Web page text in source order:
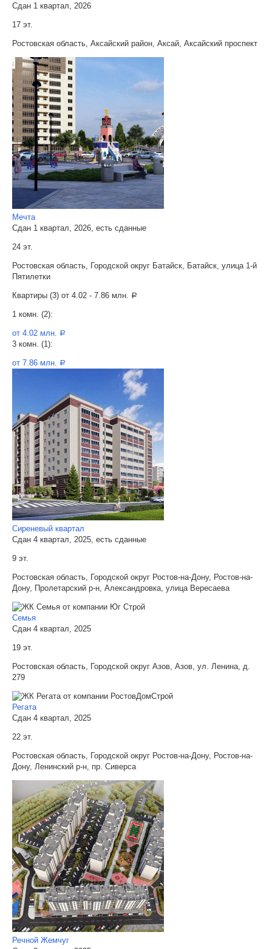
Сдан 1 квартал, 2026
17 эт.
Ростовская область, Аксайский район, Аксай, Аксайский проспект
Мечта
Сдан 1 квартал, 2026, есть сданные
24 эт.
Ростовская область, Городской округ Батайск, Батайск, улица 1-й
Пятилетки
Квартиры (3) от 4.02 - 7.86 млн. a
1 комн. (2):
от 4.02 млн. a
3 комн. (1):
от 7.86 млн. a
Сиреневый квартал
Сдан 4 квартал, 2025, есть сданные
9 эт.
Ростовская область, Городской округ Ростов-на-Дону, Ростов-на-
Дону, Пролетарский р-н, Александровка, улица Вересаева
Семья
Сдан 4 квартал, 2025
19 эт.
Ростовская область, Городской округ Азов, Азов, ул. Ленина, д.
279
Регата
Сдан 4 квартал, 2025
22 эт.
Ростовская область, Городской округ Ростов-на-Дону, Ростов-на-
Дону, Ленинский р-н, пр. Сиверса
Речной Жемчуг